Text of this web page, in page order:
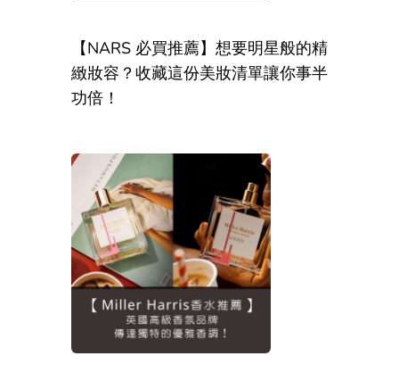
【NARS 必買推薦】想要明星般的精
緻妝容？收藏這份美妝清單讓你事半
功倍！